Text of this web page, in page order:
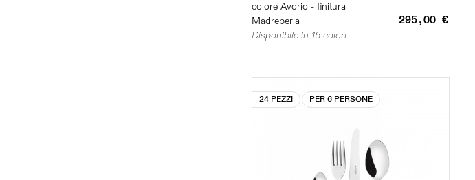
colore Avorio - finitura
Madreperla
295,00 €
Disponibile in 16 colori
24 PEZZI PER 6 PERSONE